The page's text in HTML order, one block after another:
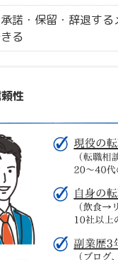
諾・保留・辞退す
る
性